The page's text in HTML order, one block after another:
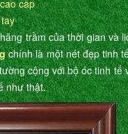
cấp
trầm của thời gian và
chính là một nét đẹp tinh
cộng với bộ óc tinh
như thật.